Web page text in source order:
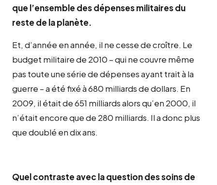
que l’ensemble des dépenses militaires du
reste de la planète.
Et, d’année en année, il ne cesse de croître. Le
budget militaire de 2010 – qui ne couvre même
pas toute une série de dépenses ayant trait à la
guerre – a été fixé à 680 milliards de dollars. En
2009, il était de 651 milliards alors qu’en 2000, il
n’était encore que de 280 milliards. Il a donc plus
que doublé en dix ans.
Quel contraste avec la question des soins de